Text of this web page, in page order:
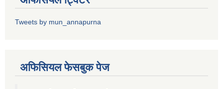
Tweets by mun_annapurna
अफिसियल फेसबुक पेज